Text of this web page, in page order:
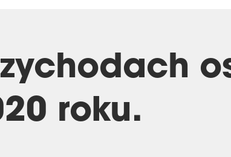
Shareholders
Brokers about us
Photosroku.